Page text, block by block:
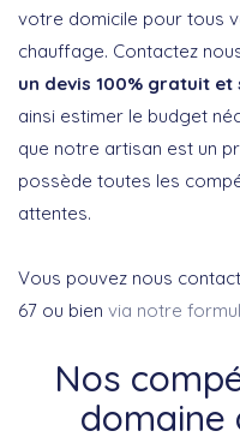
votre domicile pour tous
chauffage. Contactez
un devis 100% gratuit
ainsi estimer le budget
que notre artisan est un
possède toutes les
attentes.
Vous pouvez nous
67 ou bien via notre
Nos
domaine